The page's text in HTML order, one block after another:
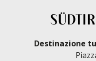
Destinazione